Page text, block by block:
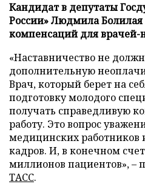
Кандидат в депутаты
России» Людмила Болилая
компенсаций для врачей-
«Наставничество не
дополнительную
Врач, который берет на
подготовку молодого
получать справедливую
работу. Это вопрос
медицинских работников
кадров. И, в конечном
миллионов пациентов», –
ТАСС.